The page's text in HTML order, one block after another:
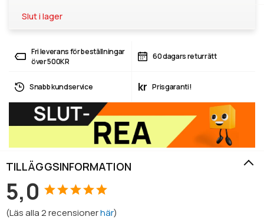
Slut i lager
Fri leverans för beställningar
över 500KR
60 dagars returrätt
Snabb kundservice kr Prisgaranti!
TILLÄGGSINFORMATION
5,0
(Läs alla2recensionerhär)